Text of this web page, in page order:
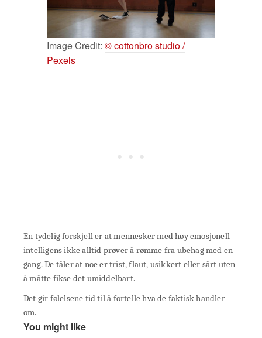
Image Credit: © cottonbro studio /
Pexels
En tydelig forskjell er at mennesker med høy emosjonell
intelligens ikke alltid prøver å rømme fra ubehag med en
gang. De tåler at noe er trist, flaut, usikkert eller sårt uten
å måtte fikse det umiddelbart.
Det gir følelsene tid til å fortelle hva de faktisk handler
om.
You might like